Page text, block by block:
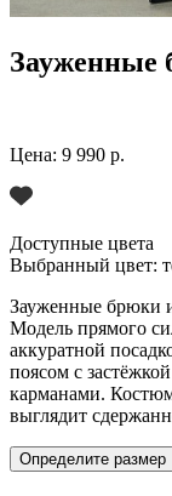
Зауженные
Цена: 9 990 р.
Доступные цвета
Выбранный цвет:
Зауженные брюки
Модель прямого
аккуратной
поясом с
карманами.
выглядит
Определите размер